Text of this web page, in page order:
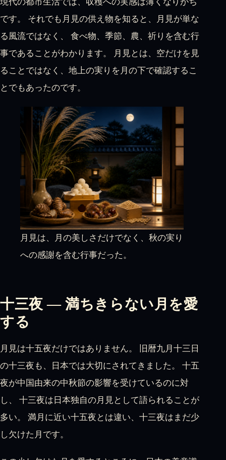
です。 それでも月見の供え物を知ると、月見が単な
る風流ではなく、 食べ物、季節、農、祈りを含む行
事であることがわかります。 月見とは、空だけを見
ることではなく、地上の実りを月の下で確認するこ
とでもあったのです。
月見は、月の美しさだけでなく、秋の実り
への感謝を含む行事だった。
十三夜 — 満ちきらない月を愛
する
月見は十五夜だけではありません。 旧暦九月十三日
の十三夜も、日本では大切にされてきました。 十五
夜が中国由来の中秋節の影響を受けているのに対
し、 十三夜は日本独自の月見として語られることが
多い。 満月に近い十五夜とは違い、十三夜はまだ少
し欠けた月です。